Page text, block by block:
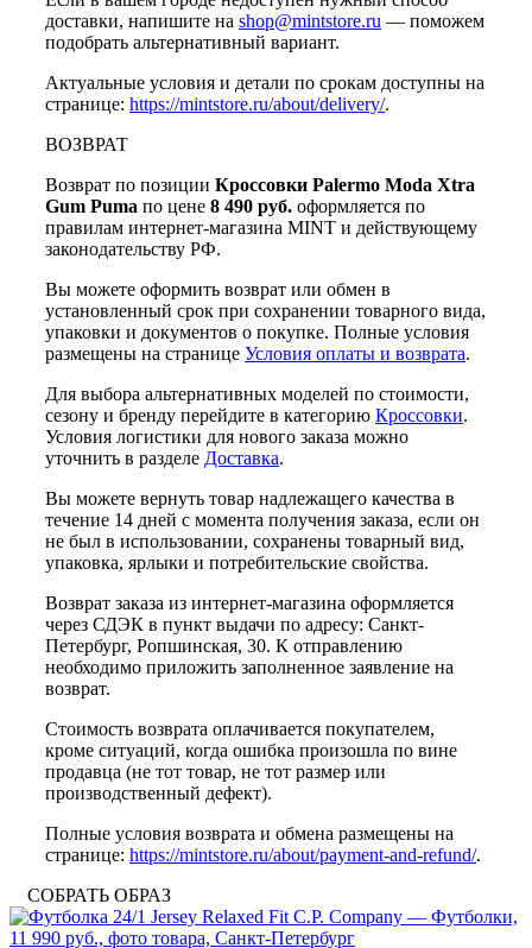
доставки, напишите на shop@mintstore.ru — поможем
подобрать альтернативный вариант.
Актуальные условия и детали по срокам доступны на
странице: https://mintstore.ru/about/delivery/.
ВОЗВРАТ
Возврат по позиции Кроссовки Palermo Moda Xtra
Gum Puma по цене 8 490 руб. оформляется по
правилам интернет-магазина MINT и действующему
законодательству РФ.
Вы можете оформить возврат или обмен в
установленный срок при сохранении товарного вида,
упаковки и документов о покупке. Полные условия
размещены на странице Условия оплаты и возврата.
Для выбора альтернативных моделей по стоимости,
сезону и бренду перейдите в категорию Кроссовки.
Условия логистики для нового заказа можно
уточнить в разделе Доставка.
Вы можете вернуть товар надлежащего качества в
течение 14 дней с момента получения заказа, если он
не был в использовании, сохранены товарный вид,
упаковка, ярлыки и потребительские свойства.
Возврат заказа из интернет-магазина оформляется
через СДЭК в пункт выдачи по адресу: Санкт-
Петербург, Ропшинская, 30. К отправлению
необходимо приложить заполненное заявление на
возврат.
Стоимость возврата оплачивается покупателем,
кроме ситуаций, когда ошибка произошла по вине
продавца (не тот товар, не тот размер или
производственный дефект).
Полные условия возврата и обмена размещены на
странице: https://mintstore.ru/about/payment-and-refund/.
СОБРАТЬ ОБРАЗ